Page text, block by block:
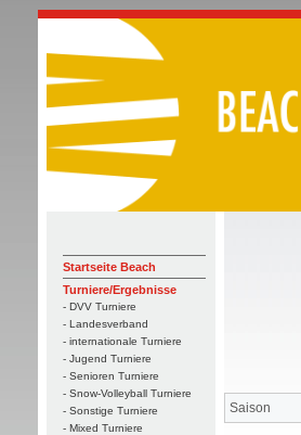
Startseite Beach
Turniere/Ergebnisse
- DVV Turniere
- Landesverband
- internationale Turniere
- Jugend Turniere
- Senioren Turniere
- Snow-Volleyball Turniere
- Sonstige Turniere
- Mixed Turniere
Saison